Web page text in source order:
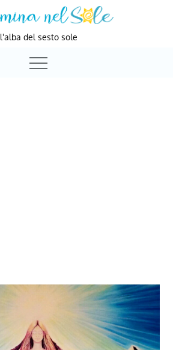
l'alba del sesto sole